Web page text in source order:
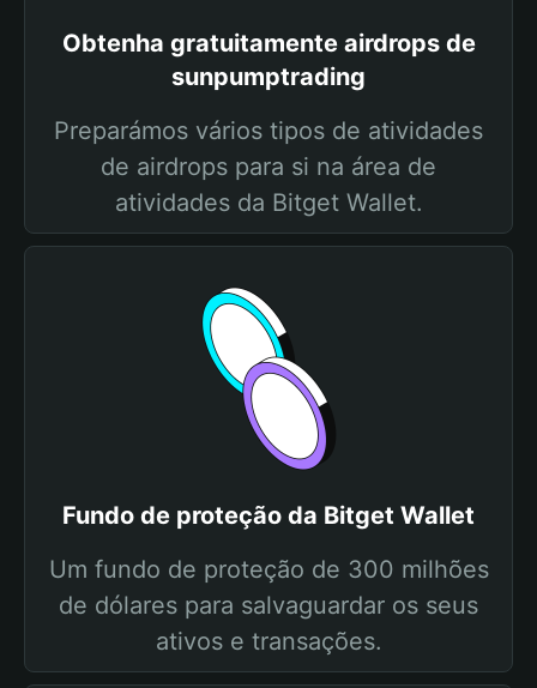
Obtenha gratuitamente airdrops de
sunpumptrading
Preparámos vários tipos de atividades
de airdrops para si na área de
atividades da Bitget Wallet.
Fundo de proteção da Bitget Wallet
Um fundo de proteção de 300 milhões
de dólares para salvaguardar os seus
ativos e transações.